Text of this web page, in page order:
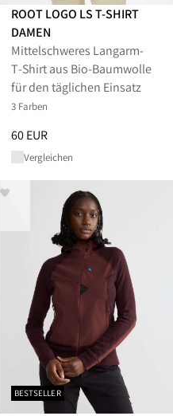
ROOT LOGO LS T-SHIRT
DAMEN
Mittelschweres Langarm-
T‑Shirt aus Bio-Baumwolle
für den täglichen Einsatz
3 Farben
Preis:60 EUR, reduziert von 60
60 EUR
Vergleichen
BESTSELLER